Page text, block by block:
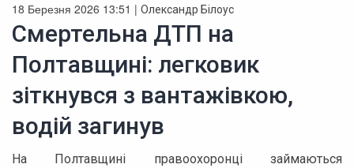
18 Березня 2026 13:51 | Олександр Білоус
Смертельна ДТП на
Полтавщині: легковик
зіткнувся з вантажівкою,
водій загинув
На Полтавщині правоохоронці займаються